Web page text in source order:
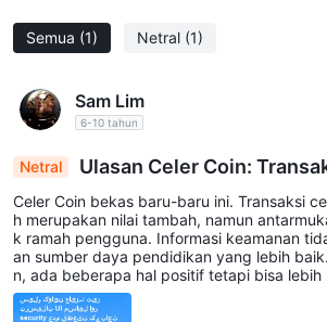
Apakah Celer Coin baik untuk perdagangan
Ya, Celer Coin cocok untuk perdagangan
berdagang dan menarik dana dalam waktu
Semua (1) Netral (1)
Sam Lim
6-10 tahun
Netral
Ulasan Celer Coin:
Rendah, Antarmuka Pengguna
Celer Coin bekas baru-baru ini. Transaksi
h merupakan nilai tambah, namun
k ramah pengguna. Informasi keamanan
an sumber daya pendidikan yang lebih
n, ada beberapa hal positif tetapi bisa lebih
guna.